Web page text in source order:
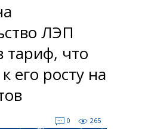
ЛЭП
тариф, что
его росту на
0 265